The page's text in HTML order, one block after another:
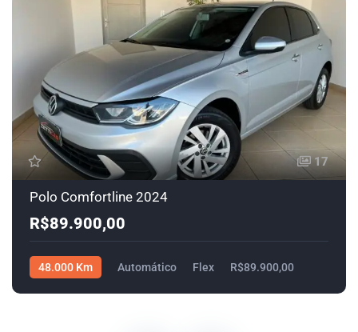
17
Polo Comfortline 2024
R$89.900,00
48.000 Km Automático Flex R$89.900,00